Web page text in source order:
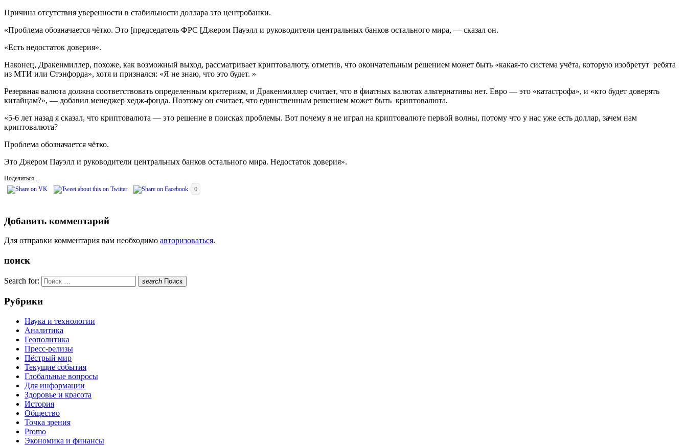
Причина отсутствия уверенности в стабильности доллара это центробанки.
«Проблема обозначается чётко. Это [председатель ФРС [Джером Пауэлл и руководители центральных банков остального мира, — сказал он.
«Есть недостаток доверия».
Наконец, Дракенмиллер, похоже, как возможный выход, рассматривает криптовалюту, отметив, что окончательным решением может быть «какая-то система учёта, которую изобретут ребята
из МТИ или Стэнфорда», хотя и признался: «Я не знаю, что это будет. »
Резервная валюта должна соответствовать определенным критериям, и Дракенмиллер считает, что в фиатных валютах альтернативы нет. Евро — это «катастрофа», и «кто будет доверять
китайцам?», — добавил менеджер хедж-фонда. Поэтому он считает, что единственным решением может быть криптовалюта.
«5-6 лет назад я сказал, что криптовалюта — это решение в поисках проблемы. Вот почему я не играл на криптовалюте первой волны, потому что у нас уже есть доллар, зачем нам
криптовалюта?
Проблема обозначается чётко.
Это Джером Пауэлл и руководители центральных банков остального мира. Недостаток доверия».
Поделиться...
0
Добавить комментарий
Для отправки комментария вам необходимо авторизоваться.
поиск
Search for: search Поиск
Рубрики
Наука и технологии
Аналитика
Геополитика
Пресс-релизы
Пёстрый мир
Текущие события
Глобальные вопросы
Для информации
Здоровье и красота
История
Общество
Точка зрения
Promo
Экономика и финансы